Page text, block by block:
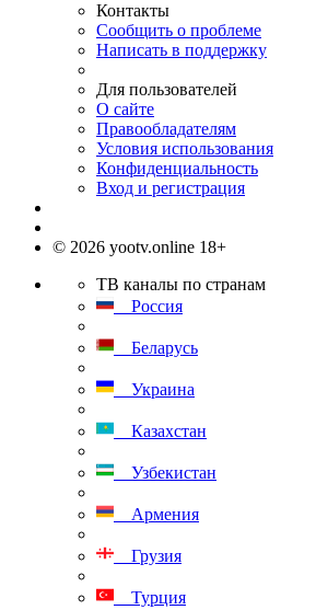
Контакты
Сообщить о проблеме
Написать в поддержку
Для пользователей
О сайте
Правообладателям
Условия использования
Конфиденциальность
Вход и регистрация
© 2026 yootv.online 18+
ТВ каналы по странам
Россия
Беларусь
Украина
Казахстан
Узбекистан
Армения
Грузия
Турция